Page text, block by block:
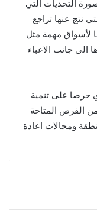
التحديات التي
نتج عنها تراجع
لأسواق مهمة مثل
الى جانب الاعباء
حرصا على تنمية
من الفرص المتاحة
ومجالات اعادة